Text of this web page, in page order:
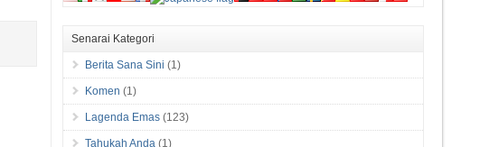
Senarai Kategori
Berita Sana Sini (1)
Komen (1)
Lagenda Emas (123)
Tahukah Anda (1)